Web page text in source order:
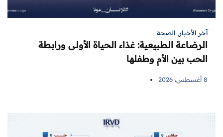
آخر الأخبار, الصحة
الرضاعة الطبيعية: غذاء الحياة الأولى ورابطة
الحب بين الأم وطفلها
8 أغسطس، 2026